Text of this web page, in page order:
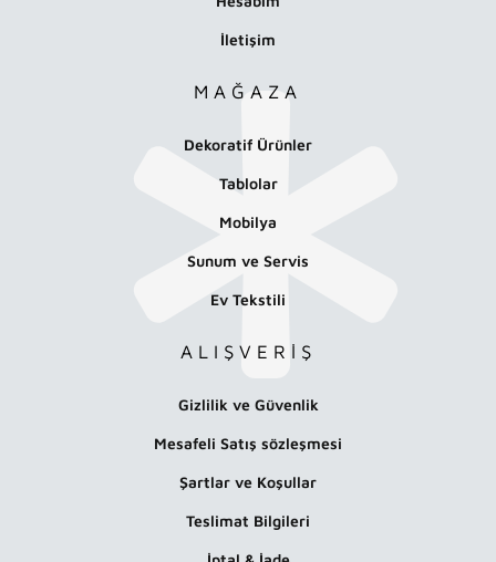
İletişim
MAĞAZA
Dekoratif Ürünler
Tablolar
Mobilya
Sunum ve Servis
Ev Tekstili
ALIŞVERİŞ
Gizlilik ve Güvenlik
Mesafeli Satış sözleşmesi
Şartlar ve Koşullar
Teslimat Bilgileri